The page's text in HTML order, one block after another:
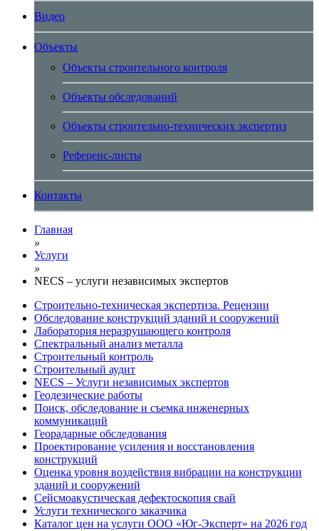
Видео
Объекты
Объекты строительного контроля
Объекты обследований
Объекты строительно-технических экспертиз
Референс-листы
Контакты
Главная
»
Услуги
»
NECS – услуги независимых экспертов
Строительно-техническая экспертиза. Рецензии
Обследование конструкций зданий и сооружений
Лаборатория неразрушающего контроля
Спектральный анализ металла
Строительный контроль
Строительный аудит
NECS – Услуги независимых экспертов
Геодезические работы
Поиск, обследование и съемка инженерных
коммуникаций
Георадарные обследования
Проектирование усиления и восстановления
конструкций
Оценка уровня воздействия вибрации на конструкции
зданий и сооружений
Сейсмоакустическая дефектоскопия свай
Услуги технического заказчика
Каталог цен на услуги ООО «Юг-Эксперт» на 2026 год